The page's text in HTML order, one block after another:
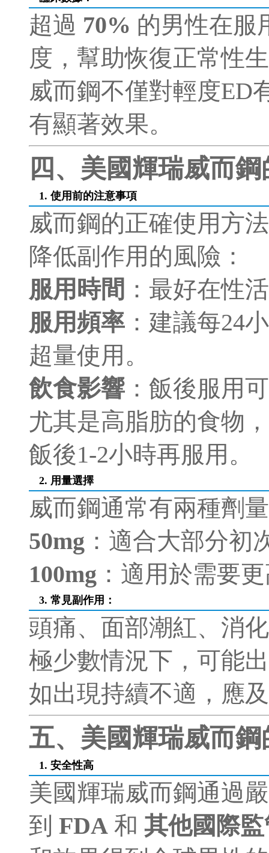
超過 70% 的男性在服
度，幫助恢復正常性
威而鋼不僅對輕度ED
有顯著效果。
四、美國輝瑞威而
1. 使用前的注意事項
威而鋼的正確使用方
降低副作用的風險：
服用時間 ：最好在性
服用頻率 ：建議每24
超量使用。
飲食影響 ：飯後服用
尤其是高脂肪的食物
飯後1-2小時再服用。
2. 用量選擇
威而鋼通常有兩種劑
50mg ：適合大部分初
100mg ：適用於需要
3. 常見副作用 ：
頭痛、面部潮紅、消
極少數情況下，可能
如出現持續不適，應
五、美國輝瑞威而鋼
1. 安全性高
美國輝瑞威而鋼通過
到 FDA 和 其他國際